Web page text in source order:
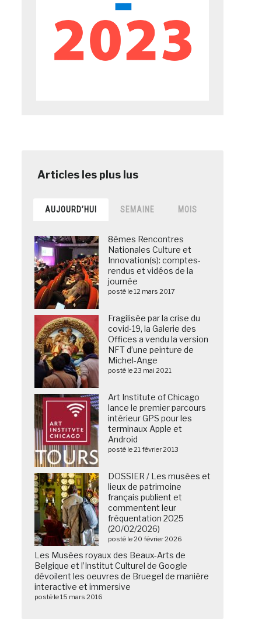
AUJOURD’HUI SEMAINE MOIS
8èmes Rencontres
Nationales Culture et
Innovation(s): comptes-
rendus et vidéos de la
journée
posté le 12 mars 2017
Fragilisée par la crise du
covid-19, la Galerie des
Offices a vendu la version
NFT d’une peinture de
Michel-Ange
posté le 23 mai 2021
Art Institute of Chicago
lance le premier parcours
intérieur GPS pour les
terminaux Apple et
Android
posté le 21 février 2013
DOSSIER / Les musées et
lieux de patrimoine
français publient et
commentent leur
fréquentation 2025
(20/02/2026)
posté le 20 février 2026
Les Musées royaux des Beaux-Arts de
Belgique et l’Institut Culturel de Google
dévoilent les oeuvres de Bruegel de manière
interactive et immersive
posté le 15 mars 2016